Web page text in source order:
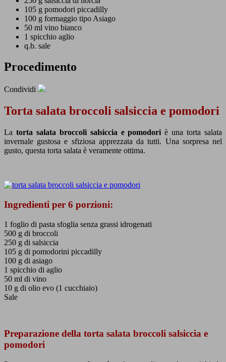
105 g pomodori piccadilly
100 g formaggio tipo Asiago
50 ml vino bianco
1 spicchio aglio
q.b. sale
Procedimento
Condividi
Torta salata broccoli salsiccia e pomodori
La torta salata broccoli salsiccia e pomodori è una torta salata
invernale gustosa e sfiziosa apprezzata da tutti. Una sorpresa nel
gusto, questa torta salata è veramente ottima.
Ingredienti per 6 porzioni:
1 foglio di pasta sfoglia senza grassi idrogenati
500 g di broccoli
250 g di salsiccia
105 g di pomodorini piccadilly
100 g di asiago
1 spicchio di aglio
50 ml di vino
10 g di olio evo (1 cucchiaio)
Sale
Preparazione della torta salata broccoli salsiccia e
pomodori